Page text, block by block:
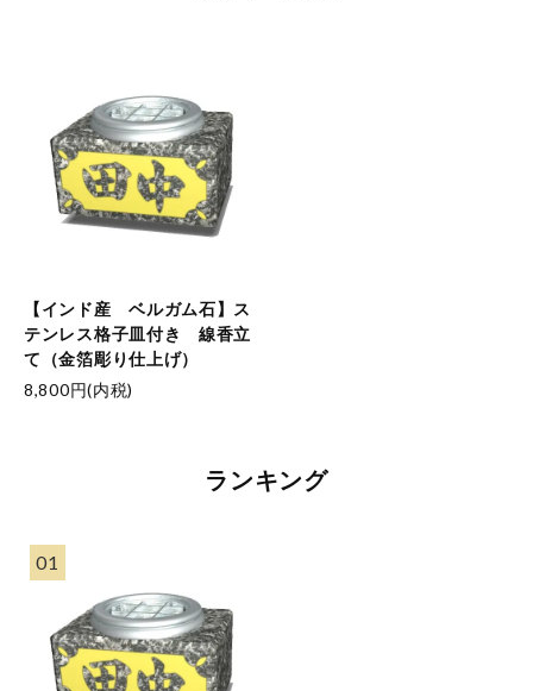
【インド産 ベルガム石】ス
テンレス格子皿付き 線香立
て（金箔彫り仕上げ）
8,800円(内税)
ランキング
01